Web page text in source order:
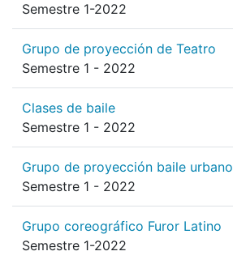
Semestre 1-2022
Grupo de proyección de Teatro
Semestre 1 - 2022
Clases de baile
Semestre 1 - 2022
Grupo de proyección baile urbano
Semestre 1 - 2022
Grupo coreográfico Furor Latino
Semestre 1-2022